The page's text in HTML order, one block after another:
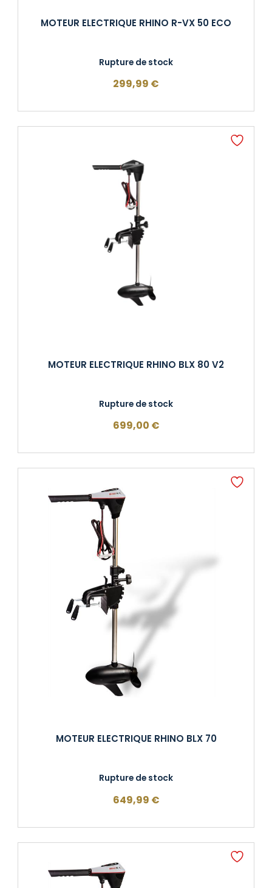
MOTEUR ELECTRIQUE RHINO R-VX 50 ECO
Rupture de stock
299,99 €
MOTEUR ELECTRIQUE RHINO BLX 80 V2
Rupture de stock
699,00 €
MOTEUR ELECTRIQUE RHINO BLX 70
Rupture de stock
649,99 €